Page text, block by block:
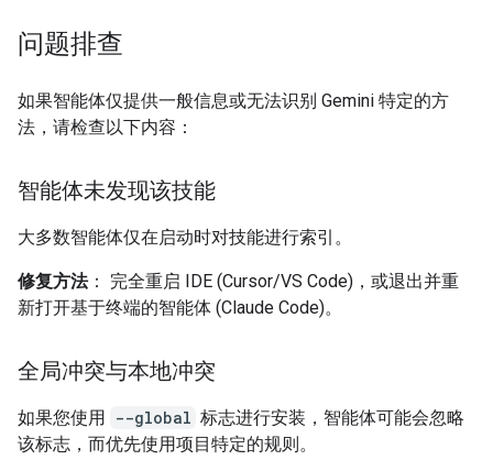
问题排查
如果智能体仅提供一般信息或无法识别 Gemini 特定的方
法，请检查以下内容：
智能体未发现该技能
大多数智能体仅在启动时对技能进行索引。
修复方法： 完全重启 IDE (Cursor/VS Code)，或退出并重
新打开基于终端的智能体 (Claude Code)。
全局冲突与本地冲突
如果您使用 --global 标志进行安装，智能体可能会忽略
该标志，而优先使用项目特定的规则。